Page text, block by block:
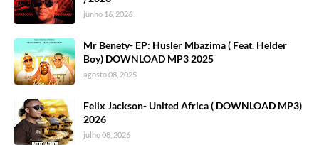
junho 16, 2026
Mr Benety- EP: Husler Mbazima ( Feat. Helder
Boy) DOWNLOAD MP3 2025
agosto 08, 2025
Felix Jackson- United Africa ( DOWNLOAD MP3)
2026
julho 08, 2026